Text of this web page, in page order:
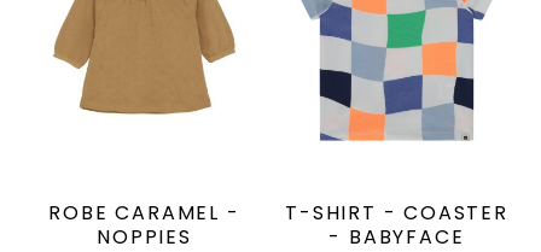
ROBE CARAMEL -
NOPPIES
T-SHIRT - COASTER
- BABYFACE